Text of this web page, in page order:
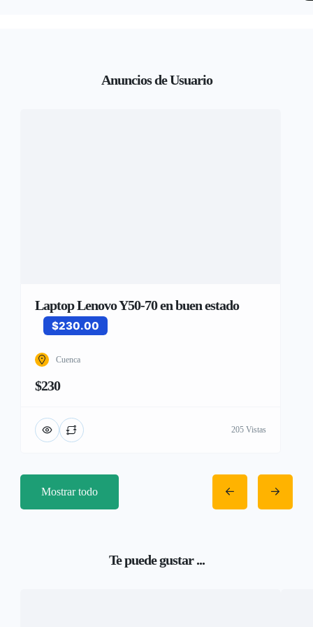
Anuncios de Usuario
Laptop Lenovo Y50-70 en buen estado
$230.00
Cuenca
$230
205 Vistas
Mostrar todo
Te puede gustar ...